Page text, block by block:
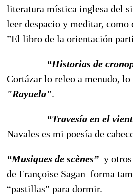
literatura mística inglesa del
leer despacio y meditar, como
”El libro de la orientación
“Historias de
Cortázar lo releo a menudo, lo
"Rayuela".
“Travesía en el
Navales es mi poesía de
“Musiques de scènes” y
de Françoise Sagan forma
“pastillas” para dormir.